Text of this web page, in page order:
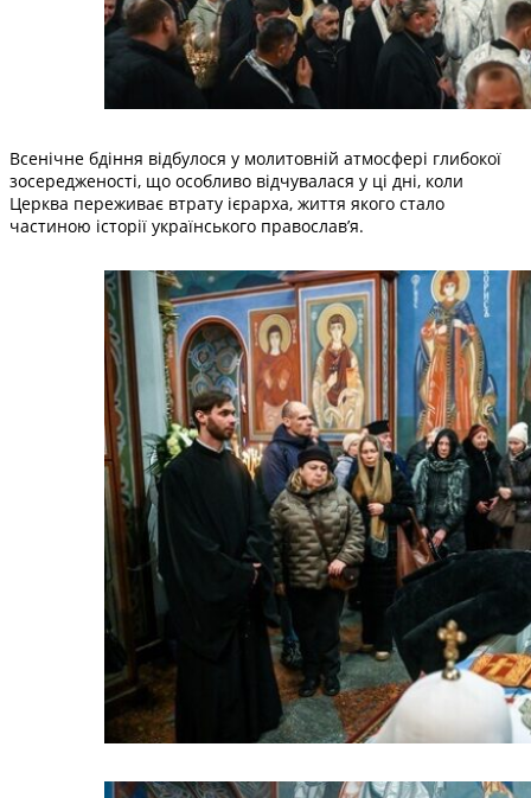
Всенічне бдіння відбулося у молитовній атмосфері глибокої
зосередженості, що особливо відчувалася у ці дні, коли
Церква переживає втрату ієрарха, життя якого стало
частиною історії українського православ’я.